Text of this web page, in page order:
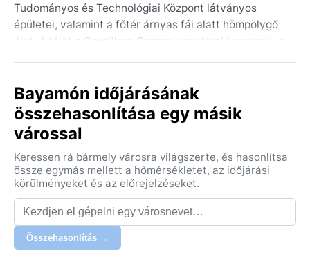
Tudományos és Technológiai Központ látványos
épületei, valamint a főtér árnyas fái alatt hömpölygő
élet. A tájat a Cordillera Central vonulatai keretezik, a
emlékezetessé a városképet.
Éghajlata a Köppen-féle Af besorolásnak megfelelően
trópusi esőerdő-klíma: a hőmérséklet egész évben 22
magas. A nyári hónapokban (májustól októberig)
gyakoriak a heves délutáni záporok, a csapadék éves
mennyisége meghaladja az 1500 millimétert. A tél
enyhén hűvösebb, decembertől áprilisig 22–28 °C a
jellemző, de a pára és az átmeneti felhőszakadások
még ekkor is jelen vannak. Könnyű, légáteresztő
Bayamón időjárásának
összehasonlítása egy másik
várossal
Keressen rá bármely városra világszerte, és hasonlítsa
össze egymás mellett a hőmérsékletet, az időjárási
körülményeket és az előrejelzéseket.
Összehasonlítás →